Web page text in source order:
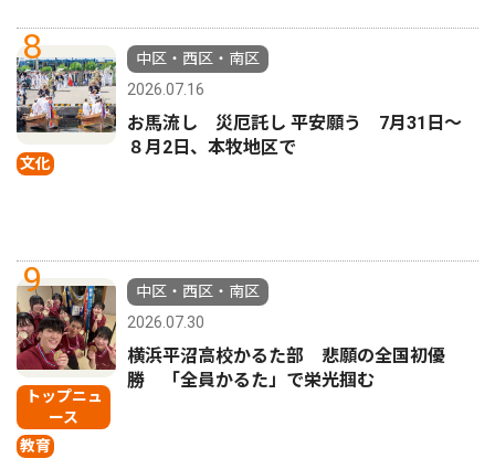
8
文化
中区・西区・南区
2026.07.16
お馬流し 災厄託し 平安願う 7月31日〜
８月2日、本牧地区で
9
トップニュ
ース
教育
中区・西区・南区
2026.07.30
横浜平沼高校かるた部 悲願の全国初優
勝 「全員かるた」で栄光掴む